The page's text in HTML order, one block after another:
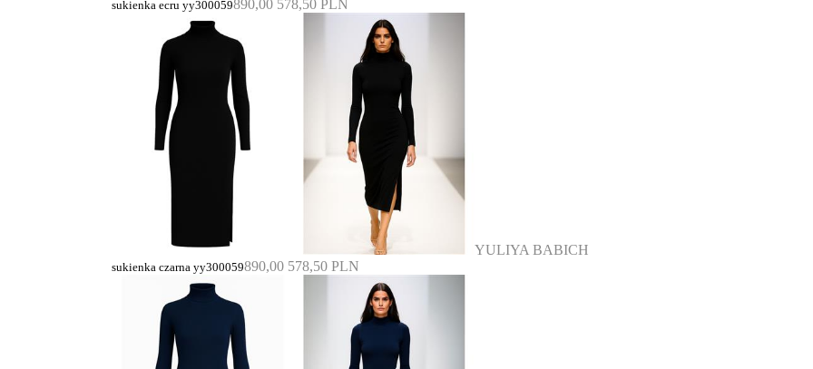
sukienka ecru yy300059890,00 578,50 PLN
YULIYA BABICH
sukienka czarna yy300059890,00 578,50 PLN